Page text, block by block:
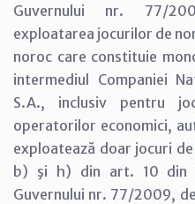
Guvernului nr. 77/
exploatarea jocurilor de
noroc care constituie
intermediul Companiei
S.A., inclusiv pentru
operatorilor economici,
exploatează doar jocuri
b) şi h) din art. 10 din
Guvernului nr. 77/2009,